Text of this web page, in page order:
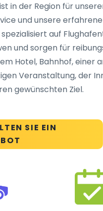
SIE EIN
in der Region für
und unsere
auf
und sorgen für
Hotel, Bahnhof, einer
Veranstaltung, der
gewünschten Ziel.